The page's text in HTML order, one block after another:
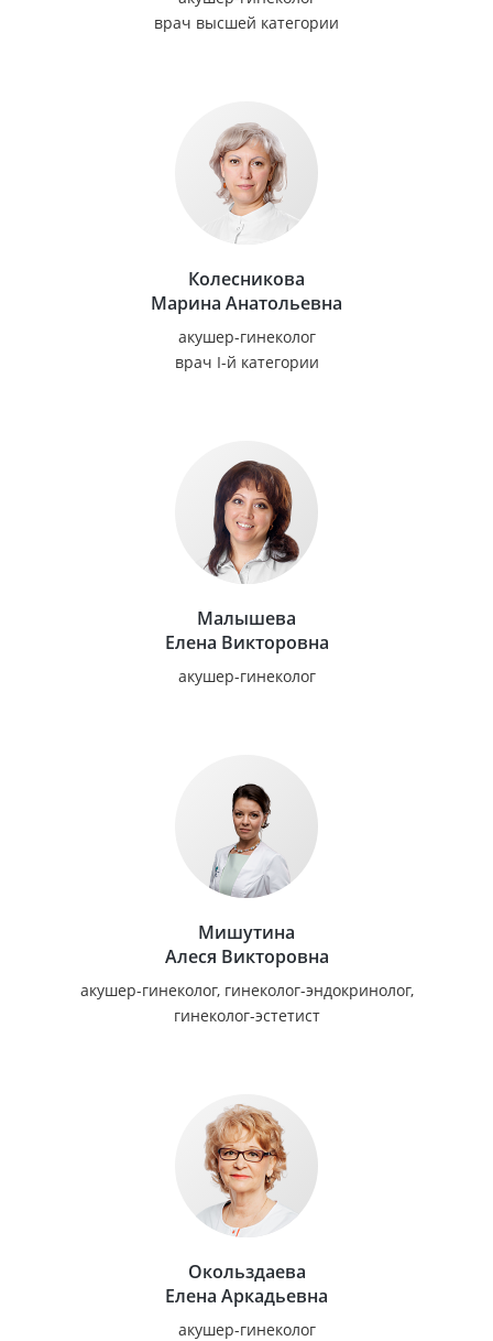
врач высшей категории
Колесникова
Марина Анатольевна
акушер-гинеколог
врач I-й категории
Малышева
Елена Викторовна
акушер-гинеколог
Мишутина
Алеся Викторовна
акушер-гинеколог, гинеколог-эндокринолог,
гинеколог-эстетист
Окольздаева
Елена Аркадьевна
акушер-гинеколог